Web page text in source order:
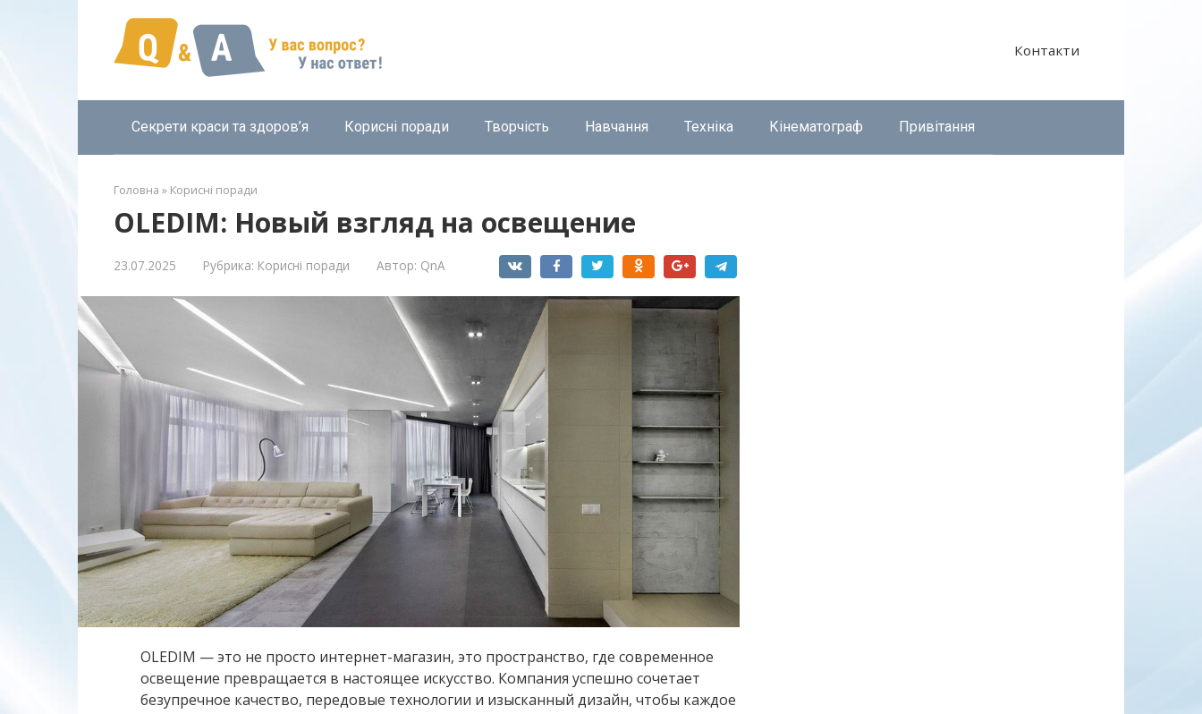
Контакти
Секрети краси та здоров’я Корисні поради Творчість Навчання Техніка Кінематограф Привітання
Головна » Корисні поради
OLEDIM: Новый взгляд на освещение
23.07.2025 Рубрика: Корисні поради Автор: QnA
OLEDIM — это не просто интернет-магазин, это пространство, где современное
освещение превращается в настоящее искусство. Компания успешно сочетает
безупречное качество, передовые технологии и изысканный дизайн, чтобы каждое